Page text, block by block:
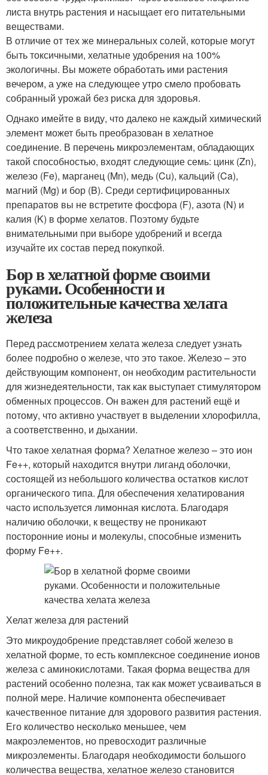
листа внутрь растения и насыщает его питательными
веществами.
В отличие от тех же минеральных солей, которые могут
быть токсичными, хелатные удобрения на 100%
экологичны. Вы можете обработать ими растения
вечером, а уже на следующее утро смело пробовать
собранный урожай без риска для здоровья.
Однако имейте в виду, что далеко не каждый химический
элемент может быть преобразован в хелатное
соединение. В перечень микроэлементам, обладающих
такой способностью, входят следующие семь: цинк (Zn),
железо (Fe), марганец (Mn), медь (Cu), кальций (Ca),
магний (Mg) и бор (B). Среди сертифицированных
препаратов вы не встретите фосфора (F), азота (N) и
калия (K) в форме хелатов. Поэтому будьте
внимательными при выборе удобрений и всегда
изучайте их состав перед покупкой.
Бор в хелатной форме своими
руками. Особенности и
положительные качества хелата
железа
Перед рассмотрением хелата железа следует узнать
более подробно о железе, что это такое. Железо – это
действующим компонент, он необходим растительности
для жизнедеятельности, так как выступает стимулятором
обменных процессов. Он важен для растений ещё и
потому, что активно участвует в выделении хлорофилла,
а соответственно, и дыхании.
Что такое хелатная форма? Хелатное железо – это ион
Fe++, который находится внутри лиганд оболочки,
состоящей из небольшого количества остатков кислот
органического типа. Для обеспечения хелатирования
часто используется лимонная кислота. Благодаря
наличию оболочки, к веществу не проникают
посторонние ионы и молекулы, способные изменить
форму Fe++.
Хелат железа для растений
Это микроудобрение представляет собой железо в
хелатной форме, то есть комплексное соединение ионов
железа с аминокислотами. Такая форма вещества для
растений особенно полезна, так как может усваиваться в
полной мере. Наличие компонента обеспечивает
качественное питание для здорового развития растения.
Его количество несколько меньшее, чем
макроэлементов, но превосходит различные
микроэлементы. Благодаря необходимости большого
количества вещества, хелатное железо становится